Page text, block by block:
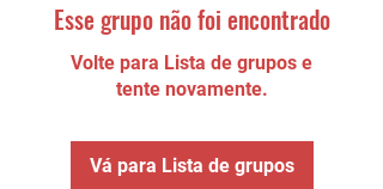
Esse grupo não foi encontrado
Volte para Lista de grupos e
tente novamente.
Vá para Lista de grupos